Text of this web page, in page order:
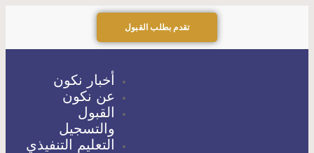
تقدم بطلب القبول
أخبار نكون
عن نكون
القبول
والتسجيل
التعليم التنفيذي